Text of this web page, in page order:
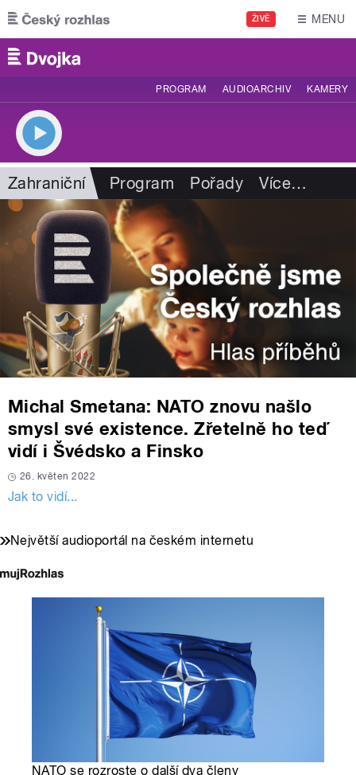
Přejít k hlavnímu obsahu
ŽIVĚ MENU
PROGRAM AUDIOARCHIV KAMERY
Zahraniční Program Pořady Více…
Michal Smetana: NATO znovu našlo
smysl své existence. Zřetelně ho teď
vidí i Švédsko a Finsko
26. květen 2022
Jak to vidí...
Největší audioportál na českém internetu
NATO se rozroste o další dva členy